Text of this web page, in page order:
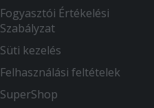
Fogyasztói Értékelési
Szabályzat
Süti kezelés
Felhasználási feltételek
SuperShop